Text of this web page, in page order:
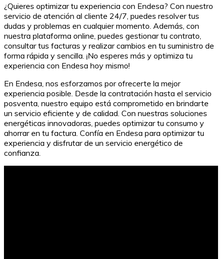
¿Quieres optimizar tu experiencia con Endesa? Con nuestro
servicio de atención al cliente 24/7, puedes resolver tus
dudas y problemas en cualquier momento. Además, con
nuestra plataforma online, puedes gestionar tu contrato,
consultar tus facturas y realizar cambios en tu suministro de
forma rápida y sencilla. ¡No esperes más y optimiza tu
experiencia con Endesa hoy mismo!
En Endesa, nos esforzamos por ofrecerte la mejor
experiencia posible. Desde la contratación hasta el servicio
posventa, nuestro equipo está comprometido en brindarte
un servicio eficiente y de calidad. Con nuestras soluciones
energéticas innovadoras, puedes optimizar tu consumo y
ahorrar en tu factura. Confía en Endesa para optimizar tu
experiencia y disfrutar de un servicio energético de
confianza.